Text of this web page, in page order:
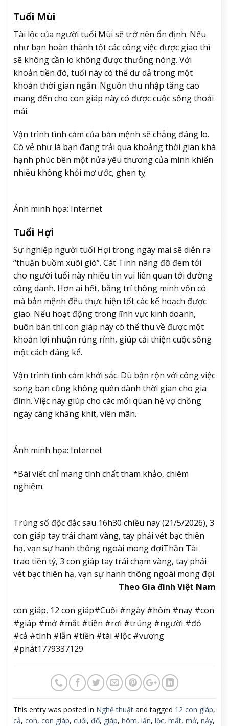
Tuổi Mùi
Tài lộc của người tuổi Mùi sẽ trở nên ổn định. Nếu
như bạn hoàn thành tốt các công việc được giao thì
sẽ không cần lo không được thưởng nóng. Với
khoản tiền đó, tuổi này có thể dư dả trong một
khoản thời gian ngắn. Nguồn thu nhập tăng cao
mang đến cho con giáp này có được cuộc sống thoải
mái.
Vận trình tình cảm của bản mệnh sẽ chẳng đáng lo.
Có vẻ như là bạn đang trải qua khoảng thời gian khá
hạnh phúc bên một nửa yêu thương của mình khiến
nhiều không khỏi mơ ước, ghen tỵ.
Ảnh minh họa: Internet
Tuổi Hợi
Sự nghiệp người tuổi Hợi trong ngày mai sẽ diễn ra
“thuận buồm xuôi gió”. Cát Tinh nâng đỡ đem tới
cho người tuổi này nhiều tin vui liên quan tới đường
công danh. Hơn ai hết, bằng trí thông minh vốn có
mà bản mệnh đều thực hiện tốt các kế hoạch được
giao. Nếu hoạt động trong lĩnh vực kinh doanh,
buôn bán thì con giáp này có thể thu về được một
khoản lợi nhuận rủng rỉnh, giúp cải thiện cuộc sống
một cách đáng kể.
Vận trình tình cảm khởi sắc. Dù bận rộn với công việc
song bạn cũng không quên dành thời gian cho gia
đình. Việc này giúp cho các mối quan hệ vợ chồng
ngày càng khăng khít, viên mãn.
Ảnh minh họa: Internet
*Bài viết chỉ mang tính chất tham khảo, chiêm
nghiệm.
Trúng số độc đắc sau 16h30 chiều nay (21/5/2026), 3
con giáp tay trái chạm vàng, tay phải vét bạc thiên
hạ, vạn sự hanh thông ngoài mong đợiThần Tài
trao tiền tỷ, 3 con giáp tay trái chạm vàng, tay phải
vét bạc thiên hạ, vạn sự hanh thông ngoài mong đợi.
Theo Gia đình Việt Nam
con giáp, 12 con giáp#Cuối #ngày #hôm #nay #con
#giáp #mở #mắt #tiền #rơi #trúng #người #đỏ
#cả #tình #lẫn #tiền #tài #lộc #vượng
#phát1779337129
This entry was posted in Nghệ thuật and tagged 12 con giáp,
cả, con, con giáp, cuối, đố, giáp, hôm, lấn, lộc, mắt, mở, nảy,